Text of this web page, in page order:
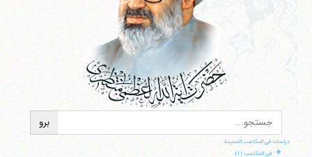
دراسات فی المکاسب المحرمة
+ فی المکاسب |1|.